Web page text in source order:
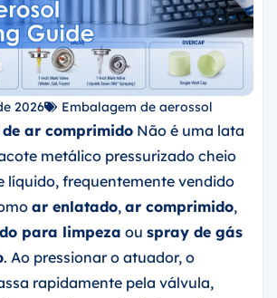
2026 Embalagem de aerossol
de ar comprimido
metálico pressurizado cheio
líquido, frequentemente vendido
ar enlatado
para limpeza
spray de gás
. Ao pressionar o atuador, o
rapidamente pela válvula,